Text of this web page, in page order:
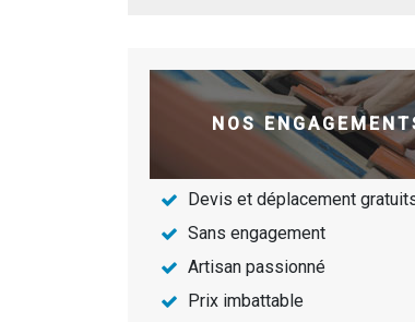
NOS
Devis et déplacement
Sans engagement
Artisan passionné
Prix imbattable